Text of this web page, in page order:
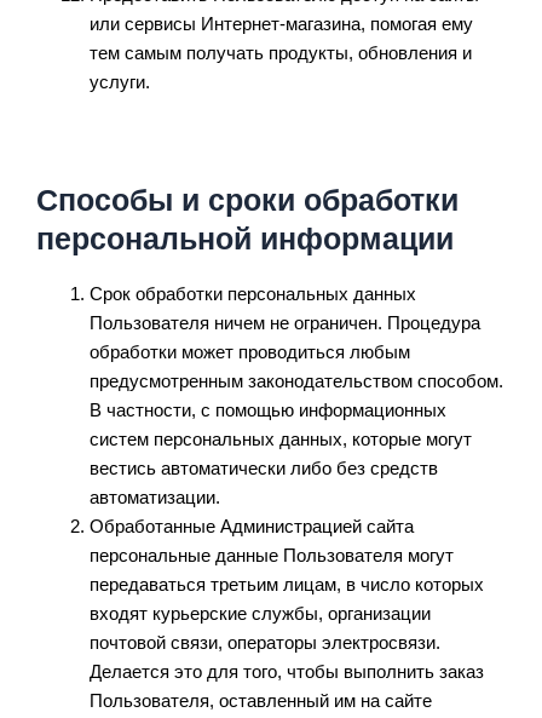
или сервисы Интернет-магазина, помогая ему
тем самым получать продукты, обновления и
услуги.
Способы и сроки обработки
персональной информации
Срок обработки персональных данных
Пользователя ничем не ограничен. Процедура
обработки может проводиться любым
предусмотренным законодательством способом.
В частности, с помощью информационных
систем персональных данных, которые могут
вестись автоматически либо без средств
автоматизации.
Обработанные Администрацией сайта
персональные данные Пользователя могут
передаваться третьим лицам, в число которых
входят курьерские службы, организации
почтовой связи, операторы электросвязи.
Делается это для того, чтобы выполнить заказ
Пользователя, оставленный им на сайте